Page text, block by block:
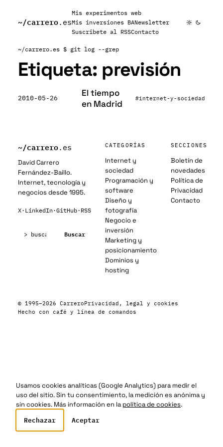
~/carrero.es
Mis experimentos web
Mis inversiones BANewsletter
Suscribete al RSSContacto
~/carrero.es $ git log --grep
Etiqueta: previsión
2010-05-26
El tiempo
en Madrid
#internet-y-sociedad
~/carrero.es
David Carrero
Fernández-Baillo.
Internet, tecnología y
negocios desde 1995.
X· LinkedIn·GitHub· RSS
Buscar
CATEGORÍAS
Internet y
sociedad
Programación y
software
Diseño y
fotografía
Negocio e
inversión
Marketing y
posicionamiento
Dominios y
hosting
SECCIONES
Boletín de
novedades
Política de
Privacidad
Contacto
© 1995–2026 CarreroPrivacidad, legal y cookies
Hecho con café y línea de comandos
Usamos cookies analíticas (Google Analytics) para medir el
uso del sitio. Sin tu consentimiento, la medición es anónima y
sin cookies. Más información en lapolítica de cookies.
Rechazar Aceptar